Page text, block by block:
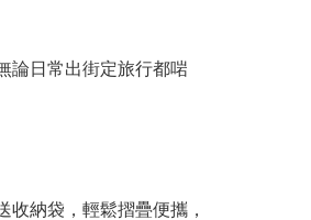
論日常出街定旅行都啱
收納袋，輕鬆摺疊便攜，